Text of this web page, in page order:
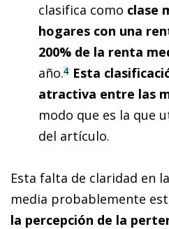
clasifica como clase
hogares con una
200% de la renta
año.4 Esta
atractiva entre las
modo que es la que
del artículo.
Esta falta de claridad en
media probablemente
la percepción de la